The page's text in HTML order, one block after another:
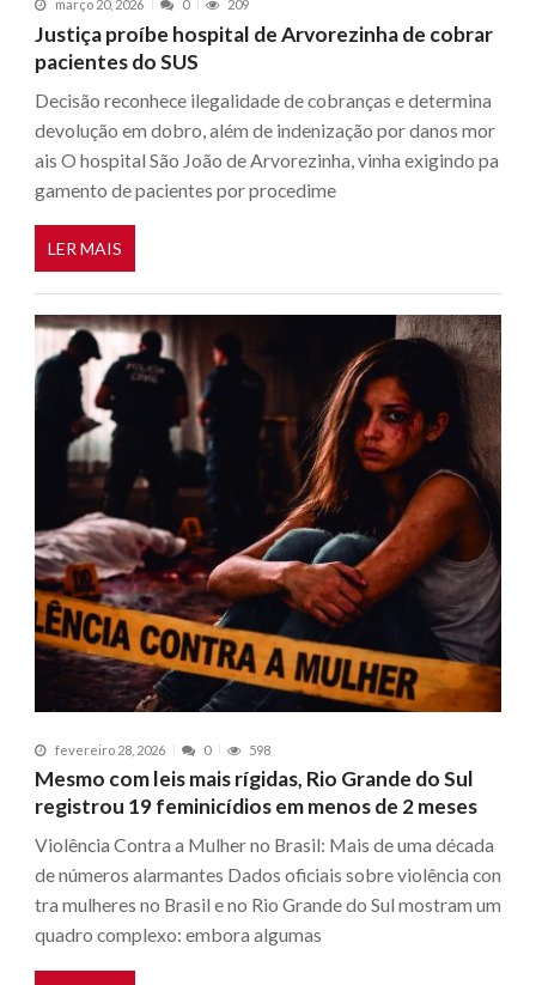
março 20, 2026 0 209
Justiça proíbe hospital de Arvorezinha de cobrar
pacientes do SUS
Decisão reconhece ilegalidade de cobranças e determina
devolução em dobro, além de indenização por danos mor
ais O hospital São João de Arvorezinha, vinha exigindo pa
gamento de pacientes por procedime
LER MAIS
fevereiro 28, 2026 0 598
Mesmo com leis mais rígidas, Rio Grande do Sul
registrou 19 feminicídios em menos de 2 meses
Violência Contra a Mulher no Brasil: Mais de uma década
de números alarmantes Dados oficiais sobre violência con
tra mulheres no Brasil e no Rio Grande do Sul mostram um
quadro complexo: embora algumas